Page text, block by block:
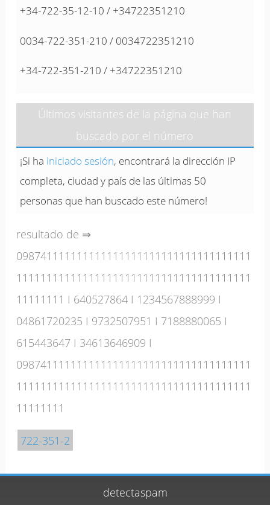
+34-722-35-12-10 / +34722351210
0034-722-351-210 / 0034722351210
+34-722-351-210 / +34722351210
Últimos visitantes de la página que han
buscado por el número
¡Si ha iniciado sesión, encontrará la dirección IP
completa, ciudad y país de las últimas 50
personas que han buscado este número!
resultado de ⇒
098741111111111111111111111111111111111
111111111111111111111111111111111111111
11111111 I 640527864 I 1234567888999 I
04861720235 I 9732507951 I 7188880065 I
615443647 I 34613646909 I
098741111111111111111111111111111111111
111111111111111111111111111111111111111
11111111
722-351-2
detectaspam